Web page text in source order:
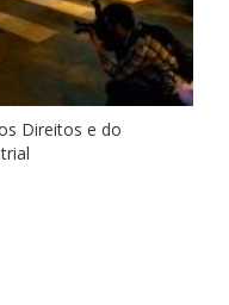
Direitos e do